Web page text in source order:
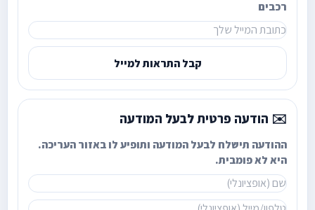
רכבים
קבל התראות למייל
✉️ הודעה פרטית לבעל המודעה
ההודעה תישלח לבעל המודעה ותופיע לו באזור העריכה.
היא לא פומבית.